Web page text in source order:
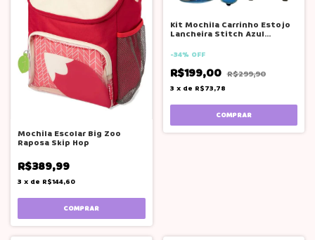
Mochila Escolar Big Zoo
Raposa Skip Hop
R$389,99
3 x de R$144,60
Kit Mochila Carrinho Estojo
Lancheira Stitch Azul
-34% OFF
R$199,00 R$299,90
3 x de R$73,78
COMPRAR